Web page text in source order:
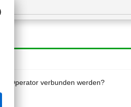
Operator verbunden werden?